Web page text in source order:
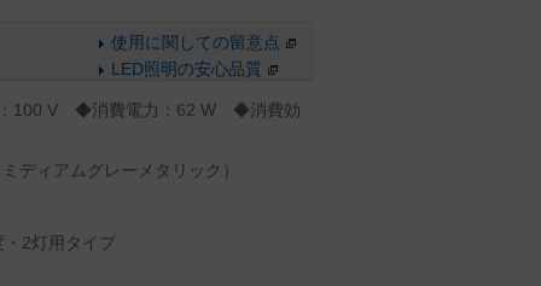
使用に関しての留意点
LED照明の安心品質
100 V ◆消費電力：62 W ◆消費効
ディアムグレーメタリック）
2灯用タイプ